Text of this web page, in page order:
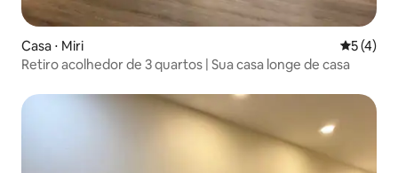
Casa ⋅ Miri 5 de
5 (4)
Retiro acolhedor de 3 quartos | Sua casa longe de casa